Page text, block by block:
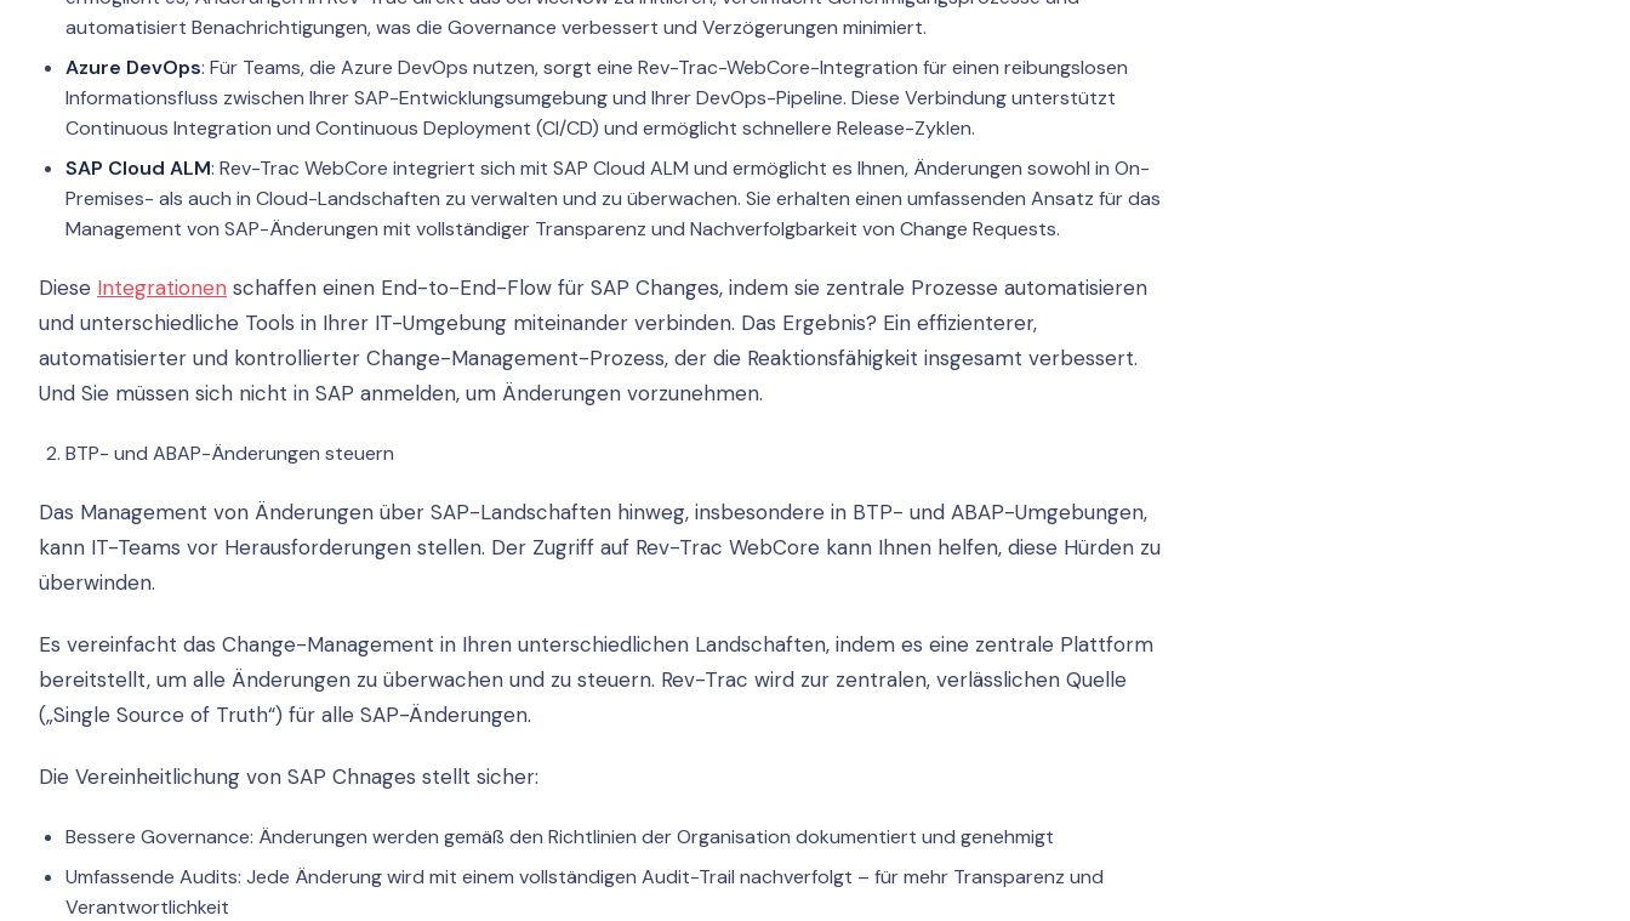
automatisiert Benachrichtigungen, was die Governance verbessert und Verzögerungen minimiert.
Azure DevOps: Für Teams, die Azure DevOps nutzen, sorgt eine Rev-Trac-WebCore-Integration für einen reibungslosen
Informationsfluss zwischen Ihrer SAP-Entwicklungsumgebung und Ihrer DevOps-Pipeline. Diese Verbindung unterstützt
Continuous Integration und Continuous Deployment (CI/CD) und ermöglicht schnellere Release-Zyklen.
SAP Cloud ALM: Rev-Trac WebCore integriert sich mit SAP Cloud ALM und ermöglicht es Ihnen, Änderungen sowohl in On-
Premises- als auch in Cloud-Landschaften zu verwalten und zu überwachen. Sie erhalten einen umfassenden Ansatz für das
Management von SAP-Änderungen mit vollständiger Transparenz und Nachverfolgbarkeit von Change Requests.
Diese Integrationen schaffen einen End-to-End-Flow für SAP Changes, indem sie zentrale Prozesse automatisieren
und unterschiedliche Tools in Ihrer IT-Umgebung miteinander verbinden. Das Ergebnis? Ein effizienterer,
automatisierter und kontrollierter Change-Management-Prozess, der die Reaktionsfähigkeit insgesamt verbessert.
Und Sie müssen sich nicht in SAP anmelden, um Änderungen vorzunehmen.
BTP- und ABAP-Änderungen steuern
Das Management von Änderungen über SAP-Landschaften hinweg, insbesondere in BTP- und ABAP-Umgebungen,
kann IT-Teams vor Herausforderungen stellen. Der Zugriff auf Rev-Trac WebCore kann Ihnen helfen, diese Hürden zu
überwinden.
Es vereinfacht das Change-Management in Ihren unterschiedlichen Landschaften, indem es eine zentrale Plattform
bereitstellt, um alle Änderungen zu überwachen und zu steuern. Rev-Trac wird zur zentralen, verlässlichen Quelle
(„Single Source of Truth“) für alle SAP-Änderungen.
Die Vereinheitlichung von SAP Chnages stellt sicher:
Bessere Governance: Änderungen werden gemäß den Richtlinien der Organisation dokumentiert und genehmigt
Umfassende Audits: Jede Änderung wird mit einem vollständigen Audit-Trail nachverfolgt – für mehr Transparenz und
Verantwortlichkeit